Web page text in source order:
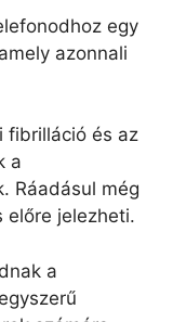
egy
azonnali
fibrilláció és az
a
Ráadásul még
előre jelezheti.
a